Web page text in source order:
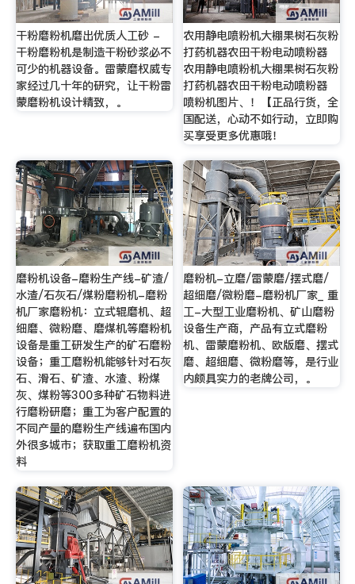
干粉磨粉机磨出优质人工砂 -
干粉磨粉机是制造干粉砂浆必不
可少的机器设备。雷蒙磨权威专
家经过几十年的研究，让干粉雷
蒙磨粉机设计精致，。
农用静电喷粉机大棚果树石灰粉
打药机器农田干粉电动喷粉器
农用静电喷粉机大棚果树石灰粉
打药机器农田干粉电动喷粉器
喷粉机图片、！【正品行货，全
国配送，心动不如行动，立即购
买享受更多优惠哦！
磨粉机设备-磨粉生产线-矿渣/
水渣/石灰石/煤粉磨粉机-磨粉
机厂家磨粉机：立式辊磨机、超
细磨、微粉磨、磨煤机等磨粉机
设备是重工研发生产的矿石磨粉
设备；重工磨粉机能够针对石灰
石、滑石、矿渣、水渣、粉煤
灰、煤粉等300多种矿石物料进
行磨粉研磨；重工为客户配置的
不同产量的磨粉生产线遍布国内
外很多城市；获取重工磨粉机资
料
磨粉机-立磨/雷蒙磨/摆式磨/
超细磨/微粉磨-磨粉机厂家_ 重
工-大型工业磨粉机、矿山磨粉
设备生产商，产品有立式磨粉
机、雷蒙磨粉机、欧版磨、摆式
磨、超细磨、微粉磨等，是行业
内颇具实力的老牌公司，。